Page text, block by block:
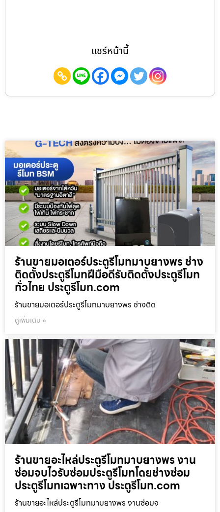
แชร์หน้านี้
ร้านขายมอเตอร์ประตูรีโมทมาบยางพร ช่าง
ติดตั้งประตูรีโมทฝีมือดีรับติดตั้งประตูรีโมท
ทั่วไทย ประตูรีโมท.com
ร้านขายมอเตอร์ประตูรีโมทมาบยางพร ช่างติด
ดูเพิ่มเติม »
ร้านขายอะไหล่ประตูรีโมทมาบยางพร งาน
ซ่อมจบไวรับซ่อมประตูรีโมทโดยช่างซ่อม
ประตูรีโมทเฉพาะทาง ประตูรีโมท.com
ร้านขายอะไหล่ประตูรีโมทมาบยางพร งานซ่อมจ